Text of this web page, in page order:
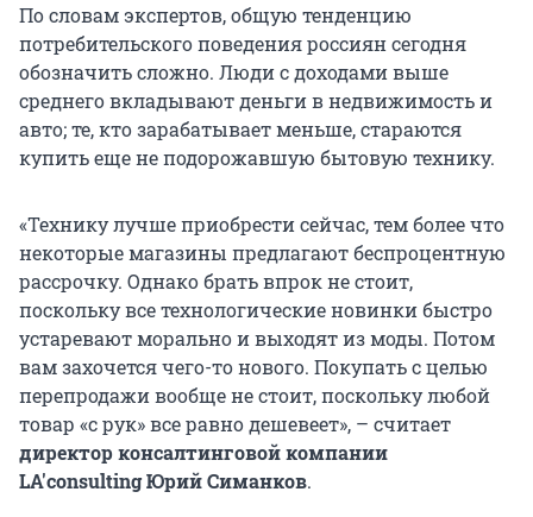
По словам экспертов, общую тенденцию
потребительского поведения россиян сегодня
обозначить сложно. Люди с доходами выше
среднего вкладывают деньги в недвижимость и
авто; те, кто зарабатывает меньше, стараются
купить еще не подорожавшую бытовую технику.
«Технику лучше приобрести сейчас, тем более что
некоторые магазины предлагают беспроцентную
рассрочку. Однако брать впрок не стоит,
поскольку все технологические новинки быстро
устаревают морально и выходят из моды. Потом
вам захочется чего-то нового. Покупать с целью
перепродажи вообще не стоит, поскольку любой
товар «с рук» все равно дешевеет», – считает
директор консалтинговой компании
LA'consulting Юрий Симанков.